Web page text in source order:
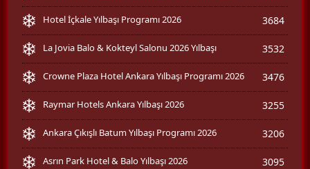
Hotel İçkale Yılbaşı Programı 2026 3684
La Jovia Balo & Kokteyl Salonu 2026 Yılbaşı 3532
Crowne Plaza Hotel Ankara Yılbaşı Programı 2026 3476
Raymar Hotels Ankara Yılbaşı 2026 3255
Ankara Çıkışlı Batum Yılbaşı Programı 2026 3206
Asrın Park Hotel & Balo Yılbaşı 2026 3095